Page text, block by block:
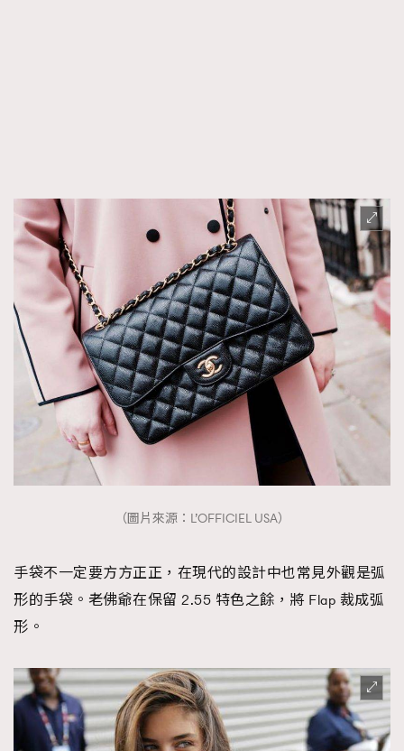
（圖片來源：L’OFFICIEL USA）
手袋不一定要方方正正，在現代的設計中也常見外觀是弧
形的手袋。老佛爺在保留 2.55 特色之餘，將 Flap 裁成弧
形。